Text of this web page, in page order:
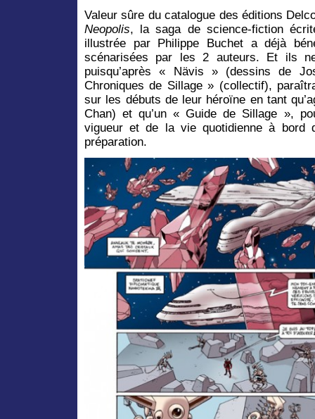
Valeur sûre du catalogue des éditions
Neopolis, la saga de science-fiction
illustrée par Philippe Buchet a déjà
scénarisées par les 2 auteurs. Et ils
puisqu’après « Nävis » (dessins de
Chroniques de Sillage » (collectif),
sur les débuts de leur héroïne en tant
Chan) et qu’un « Guide de Sillage »,
vigueur et de la vie quotidienne à bord
préparation.